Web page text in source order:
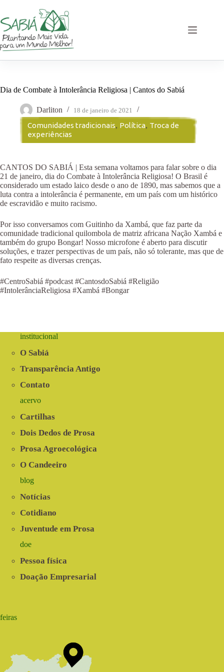
o
conteúdo
Dia de Combate à Intolerância Religiosa | Cantos do Sabiá
Darliton 18 de janeiro de 2021
Comunidades tradicionais, Política, Troca de
experiências
CANTOS DO SABIÁ | Esta semana voltamos para falar sobre o dia
21 de janeiro, dia do Combate à Intolerância Religiosa! O Brasil é
considerado um estado laico desde o ano de 1890, mas sabemos que a
luta contra a intolerância é permanente, em um país com um histórico
de escravidão e muito racismo.
Por isso conversamos com Guitinho da Xambá, que faz parte da
comunidade tradicional quilombola de matriz africana Nação Xambá e
também do grupo Bongar! Nosso microfone é aberto para discutir
soluções, e trazer perspectivas de um país, não só tolerante, mas que de
fato respeite as diversas crenças.
#CentroSabiá #podcast #CantosdoSabiá #Religião
#IntolerânciaReligiosa #Xambá #Bongar
institucional
O Sabiá
Transparência Antigo
Contato
acervo
Cartilhas
Dois Dedos de Prosa
Prosa Agroecológica
O Candeeiro
blog
Notícias
Cotidiano
Juventude em Prosa
doe
Pessoa física
Doação Empresarial
feiras